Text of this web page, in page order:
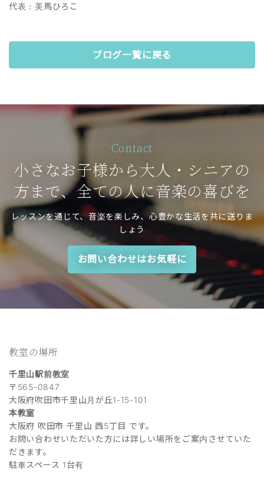
代表：美馬ひろこ
ブログ一覧に戻る
Contact
小さなお子様から大人・シニアの
方まで、全ての人に音楽の喜びを
レッスンを通じて、音楽を楽しみ、心豊かな生活を共に送りま
しょう
お問い合わせはお気軽に
教室の場所
千里山駅前教室
〒565-0847
大阪府吹田市千里山月が丘1-15-101
本教室
大阪府 吹田市 千里山 西5丁目 です。
お問い合わせいただいた方には詳しい場所をご案内させていた
だきます。
駐車スペース 1台有